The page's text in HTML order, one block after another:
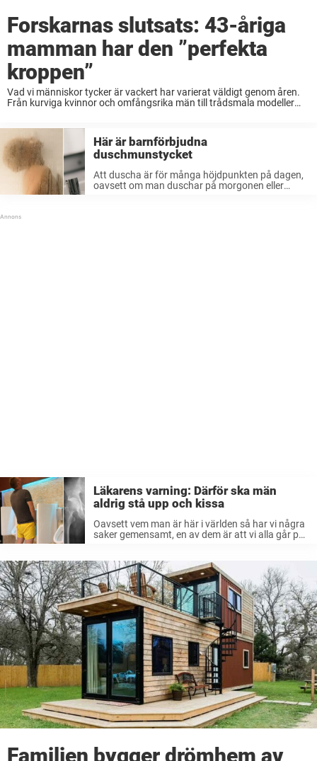
Forskarnas slutsats: 43-åriga
mamman har den ”perfekta
kroppen”
Vad vi människor tycker är vackert har varierat väldigt genom åren.
Från kurviga kvinnor och omfångsrika män till trådsmala modeller
Här är barnförbjudna
duschmunstycket
Att duscha är för många höjdpunkten på dagen,
oavsett om man duschar på morgonen eller
Läkarens varning: Därför ska män
aldrig stå upp och kissa
Oavsett vem man är här i världen så har vi några
saker gemensamt, en av dem är att vi alla går på
Familjen bygger drömhem av